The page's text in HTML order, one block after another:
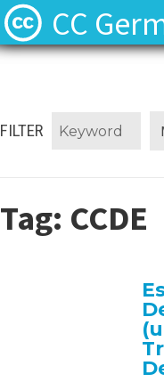
CC
FILTER
Tag: CCDE